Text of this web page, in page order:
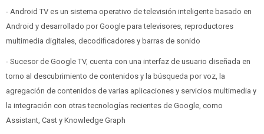
- Android TV es un sistema operativo de televisión inteligente basado en
Android y desarrollado por Google para televisores, reproductores
multimedia digitales, decodificadores y barras de sonido
- ​Sucesor de Google TV, cuenta con una interfaz de usuario diseñada en
torno al descubrimiento de contenidos y la búsqueda por voz, la
agregación de contenidos de varias aplicaciones y servicios multimedia y
la integración con otras tecnologías recientes de Google, como
Assistant, Cast y Knowledge Graph